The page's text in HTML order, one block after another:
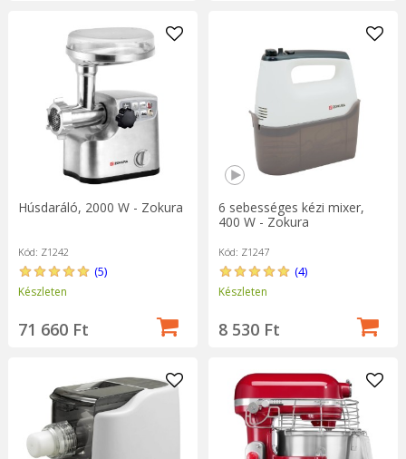
Húsdaráló, 2000 W - Zokura
Kód: Z1242
(5)
Készleten
71 660 Ft
6 sebességes kézi mixer,
400 W - Zokura
Kód: Z1247
(4)
Készleten
8 530 Ft